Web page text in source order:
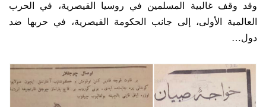
وقد وقف غالبية المسلمين في روسيا القيصرية، في الحرب
العالمية الأولى، إلى جانب الحكومة القيصرية، في حربها ضد
دول…